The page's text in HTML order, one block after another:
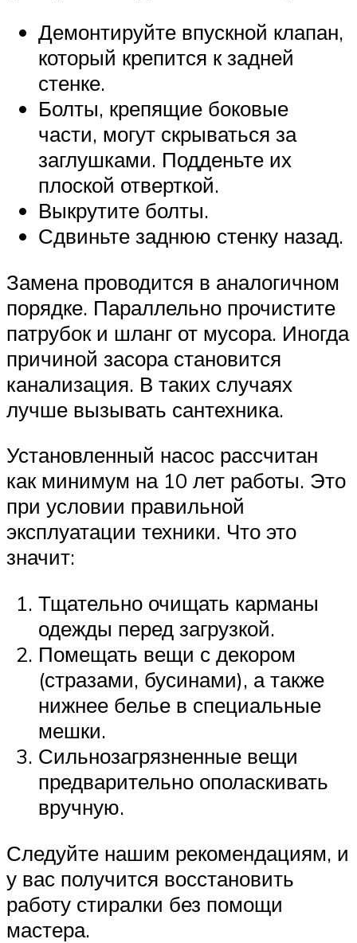
Демонтируйте впускной клапан,
который крепится к задней
стенке.
Болты, крепящие боковые
части, могут скрываться за
заглушками. Подденьте их
плоской отверткой.
Выкрутите болты.
Сдвиньте заднюю стенку назад.
Замена проводится в аналогичном
порядке. Параллельно прочистите
патрубок и шланг от мусора. Иногда
причиной засора становится
канализация. В таких случаях
лучше вызывать сантехника.
Установленный насос рассчитан
как минимум на 10 лет работы. Это
при условии правильной
эксплуатации техники. Что это
значит:
Тщательно очищать карманы
одежды перед загрузкой.
Помещать вещи с декором
(стразами, бусинами), а также
нижнее белье в специальные
мешки.
Сильнозагрязненные вещи
предварительно ополаскивать
вручную.
Следуйте нашим рекомендациям, и
у вас получится восстановить
работу стиралки без помощи
мастера.